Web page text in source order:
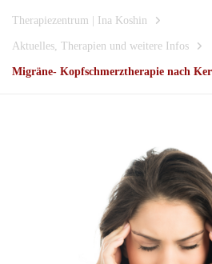
Therapiezentrum | Ina Koshin
Aktuelles, Therapien und weitere Infos
Migräne- Kopfschmerztherapie nach